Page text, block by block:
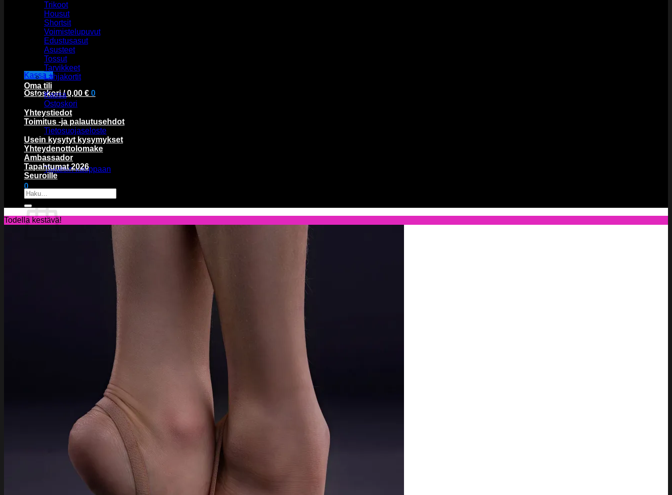
Kassa +
Ostoskori /0,00 € 0
Ostoskori on tyhjä.
Takaisin kauppaan
0
Ostoskori
Trikoot
Housut
Shortsit
Voimistelupuvut
Edustusasut
Asusteet
Tossut
Tarvikkeet
Lahjakortit
Oma tili
Kassa
Ostoskori
Yhteystiedot
Toimitus -ja palautusehdot
Tietosuojaseloste
Usein kysytyt kysymykset
Yhteydenottolomake
Ambassador
Tapahtumat 2026
Seuroille
Etsi:
Todella kestävä!